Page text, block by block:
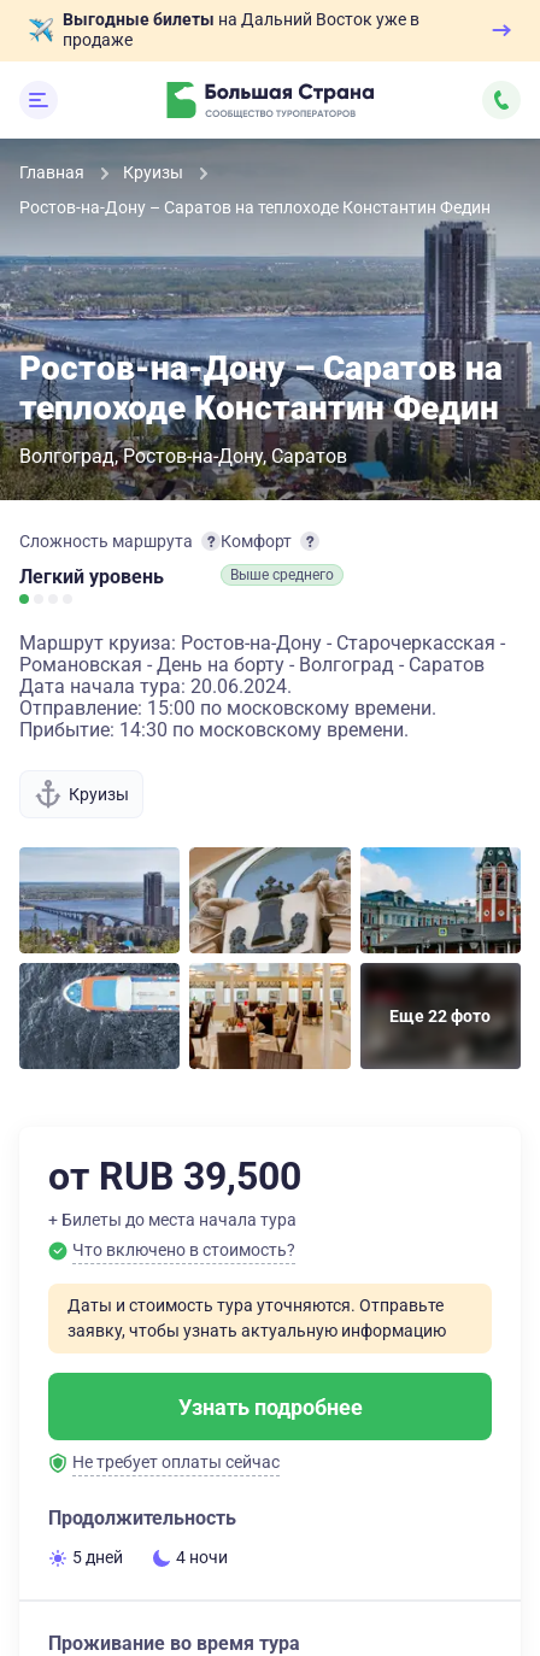
Выгодные билеты на Дальний Восток уже в
продаже
Главная
Круизы
Ростов-на-Дону – Саратов на теплоходе Константин Федин
Ростов-на-Дону – Саратов на
теплоходе Константин Федин
Волгоград Ростов-на-Дону Саратов
Сложность маршрута
Легкий уровень
Комфорт
Выше среднего
Маршрут круиза: Ростов-на-Дону - Старочеркасская -
Романовская - День на борту - Волгоград - Саратов
Дата начала тура: 20.06.2024.
Отправление: 15:00 по московскому времени.
Прибытие: 14:30 по московскому времени.
Круизы
Еще 22 фото
от RUB 39,500
+ Билеты до места начала тура
Что включено в стоимость?
Даты и стоимость тура уточняются. Отправьте
заявку, чтобы узнать актуальную информацию
Узнать подробнее
Не требует оплаты сейчас
Продолжительность
5 дней 4 ночи
Проживание во время тура